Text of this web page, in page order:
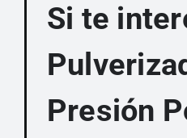
Si te
Presión